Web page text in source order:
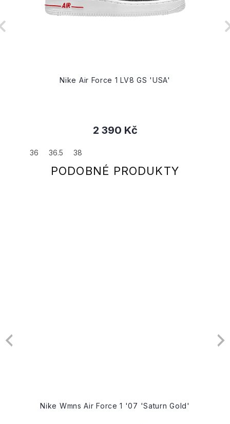
Nike Air Force 1 LV8 GS 'USA'
2 390 Kč
36 36.5 38
Nike Wmns Air Force 1 '07 'Saturn Gold'